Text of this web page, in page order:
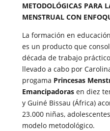
METODOLÓGICAS PARA
MENSTRUAL CON
La formación en
es un producto que
década de trabajo
llevado a cabo por
progama Princesas
Emancipadorasen diez
y Guiné Bissau (África)
23.000 niñas,
modelo metodológico.